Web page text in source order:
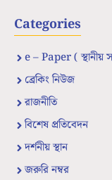
Categories
e – Paper ( স্থানীয়
ব্রেকিং নিউজ
রাজনীতি
বিশেষ প্রতিবেদন
দর্শনীয় স্থান
জরুরি নম্বর